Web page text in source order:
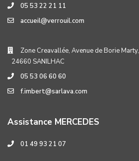
05 53 22 21 11
accueil@verrouil.com
Zone Creavallée, Avenue de Borie Marty,
24660 SANILHAC
05 53 06 60 60
f.imbert@sarlava.com
Assistance MERCEDES
01 49 93 21 07